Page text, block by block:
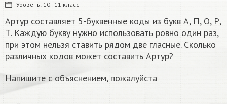
Уровень: 10 - 11 класс
Артур составляет 5-буквенные коды из букв А, П, О, Р,
Т. Каждую букву нужно использовать ровно один раз,
при этом нельзя ставить рядом две гласные. Сколько
различных кодов может составить Артур?
Напишите с объяснением, пожалуйста